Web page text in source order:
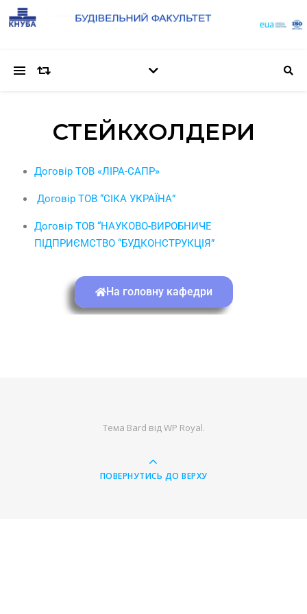
СТЕЙКХОЛДЕРИ
Договір ТОВ «ЛІРА-САПР»
Договір ТОВ “СІКА УКРАЇНА”
Договір ТОВ “НАУКОВО-ВИРОБНИЧЕ
ПІДПРИЄМСТВО “БУДКОНСТРУКЦІЯ”
На головну кафедри
Тема Bard відWP Royal.
ПОВЕРНУТИСЬ ДО ВЕРХУ